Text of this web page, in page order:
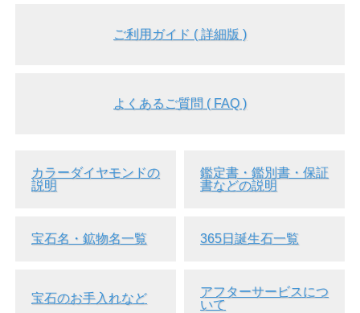
ご利用ガイド ( 詳細版 )
よくあるご質問 ( FAQ )
カラーダイヤモンドの
説明
鑑定書・鑑別書・保証
書などの説明
宝石名・鉱物名一覧 365日誕生石一覧
宝石のお手入れなど
アフターサービスにつ
いて